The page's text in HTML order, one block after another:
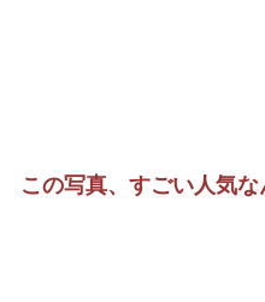
この写真、すごい人気な